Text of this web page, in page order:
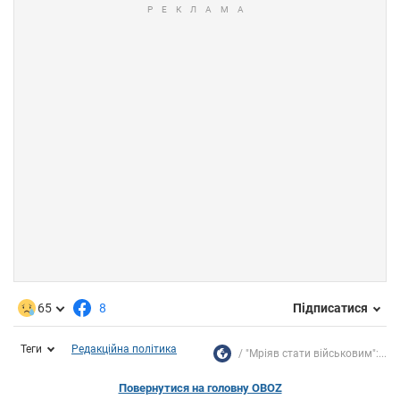
65 8 Підписатися
Теги Редакційна політика "Мріяв стати військовим":...
Повернутися на головну OBOZ